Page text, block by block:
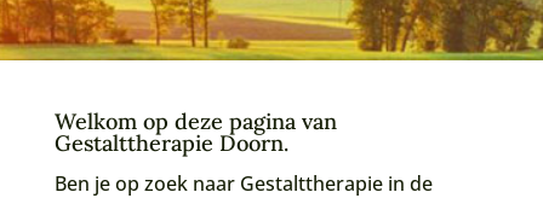
Welkom op deze pagina van
Gestalttherapie Doorn.
Ben je op zoek naar Gestalttherapie in de